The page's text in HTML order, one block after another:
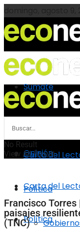
Sumate
Opinión
Carta del
Política
Sumate
Opinión
Carta del
Política
No Result
View All Result
Francisco
paisajes
(TNC)